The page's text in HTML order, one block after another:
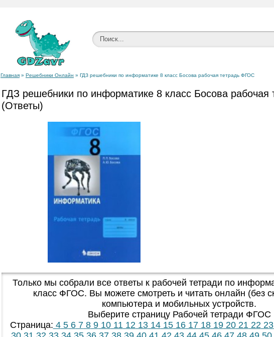
Главная » Решебники Онлайн » ГДЗ решебники по информатике 8 класс Босова рабочая тетрадь ФГОС
ГДЗ решебники по информатике 8 класс Босова
(Ответы)
Только мы собрали все ответы к рабочей тетради по
класс ФГОС. Вы можете смотреть и читать онлайн (без
компьютера и мобильных устройств.
Выберите страницу Рабочей тетради ФГОС
Страница: 4567891011121314151617181920212223